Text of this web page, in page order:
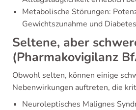
Metabolische Störungen:
Gewichtszunahme und
Seltene, aber
(Pharmakovigilanz
Obwohl selten, können einige
Nebenwirkungen auftreten, die
Neuroleptisches Malignes